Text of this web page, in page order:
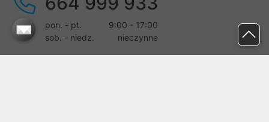
pon. - pt.
9:00 - 17:00
sob. - niedz.
nieczynne